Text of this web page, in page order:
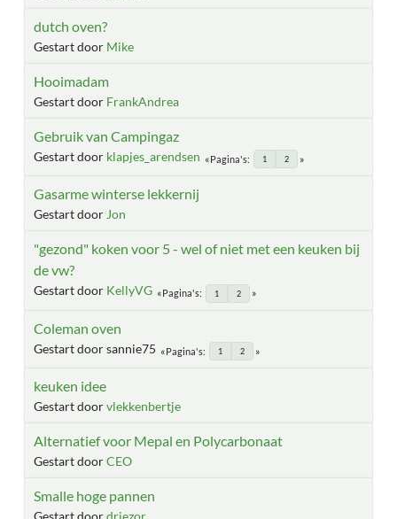
dutch oven?
Gestart door Mike
Hooimadam
Gestart door FrankAndrea
Gebruik van Campingaz
Gestart door klapjes_arendsen Pagina's 1 2
Gasarme winterse lekkernij
Gestart door Jon
"gezond" koken voor 5 - wel of niet met een keuken bij
de vw?
Gestart door KellyVG Pagina's 1 2
Coleman oven
Gestart door sannie75 Pagina's 1 2
keuken idee
Gestart doorvlekkenbertje
Alternatief voor Mepal en Polycarbonaat
Gestart doorCEO
Smalle hoge pannen
Gestart doordriezor